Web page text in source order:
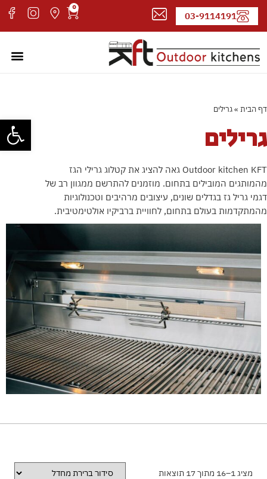
פתח
03-9114191
0
דף הבית »גרילים
גרילים
Outdoor kitchen KFT גאה להציג את קטלוג גרילי הגז
מהמותגים המובילים בתחום. מוזמנים להתרשם ממגוון רב של
דגמי גריל גז בגדלים שונים, עיצובים מרהיבים וטכנולוגיות
מהמתקדמות בעולם בתחום, לחוויית ברביקיו אולטימטיבית.
מציג 1–16 מתוך 17 תוצאות